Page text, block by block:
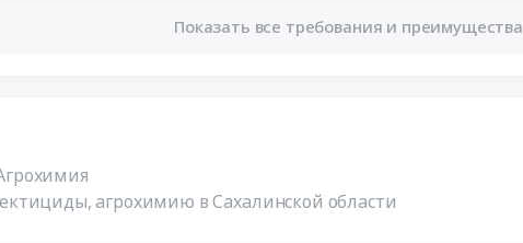
Показать все требования и преимущества
агрохимию в Сахалинской области